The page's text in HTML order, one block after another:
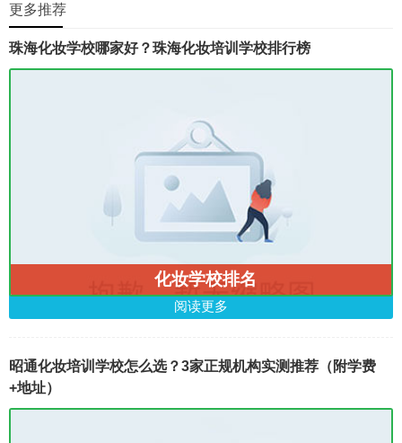
更多推荐
珠海化妆学校哪家好？珠海化妆培训学校排行榜
化妆学校排名
阅读更多
昭通化妆培训学校怎么选？3家正规机构实测推荐（附学费
+地址）